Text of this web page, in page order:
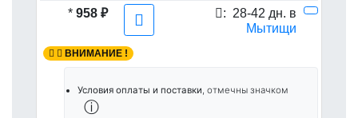
* 958 ₽ : 28-42 дн. в
Мытищи
ВНИМАНИЕ !
Условия оплаты и поставки, отмечны значком
ⓘ